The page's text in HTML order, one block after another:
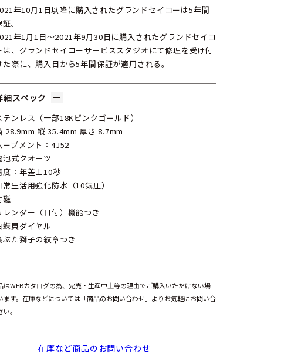
年10月1日以降に購入されたグランドセイコーは5年間
。
年1月1日〜2021年9月30日に購入されたグランドセイコ
は、グランドセイコーサービススタジオにて修理を受け付
た際に、購入日から5年間保証が適用される。
細スペック
テンレス（一部18Kピンクゴールド）
28.9mm 縦 35.4mm 厚さ 8.7mm
ーブメント：4J52
池式クオーツ
度：年差±10秒
常生活用強化防水（10気圧）
磁
レンダー（日付）機能つき
蝶貝ダイヤル
ぶた獅子の紋章つき
WEBカタログの為、完売・生産中止等の理由でご購入いただけない場
ます。在庫などについては「商品のお問い合わせ」よりお気軽にお問い合
。
在庫など商品のお問い合わせ